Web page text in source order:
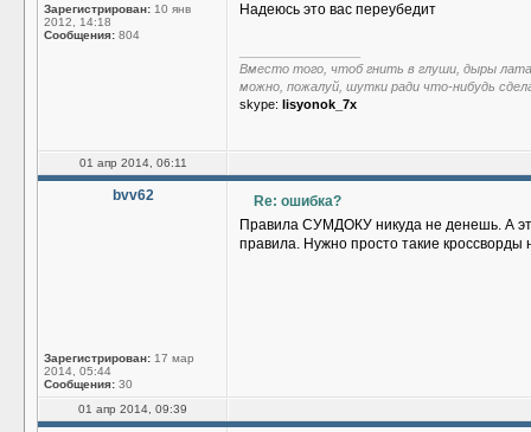
Зарегистрирован: 10 янв
2012, 14:18
Сообщения: 804
Надеюсь это вас переубедит
Вместо того, чтоб гнить в глуши, дыры
можно, пожалуй, шутки ради что-нибудь
skype: lisyonok_7x
01 апр 2014, 06:11
bvv62
Зарегистрирован: 17 мар
2014, 05:44
Сообщения: 30
Re: ошибка?
Правила СУМДОКУ никуда не денешь. А
правила. Нужно просто такие кроссворды
01 апр 2014, 09:39